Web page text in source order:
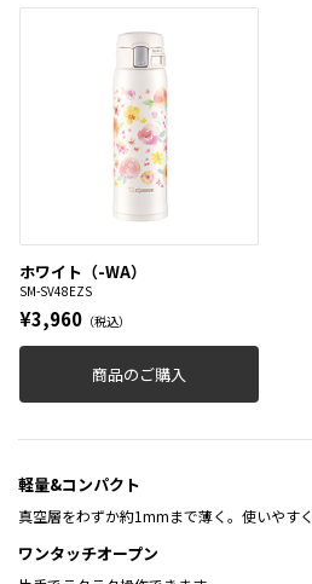
ホワイト（-WA）
SM-SV48EZS
¥3,960 （税込）
商品のご購入
軽量&コンパクト
真空層をわずか約1mmまで薄く。使いやす
ワンタッチオープン